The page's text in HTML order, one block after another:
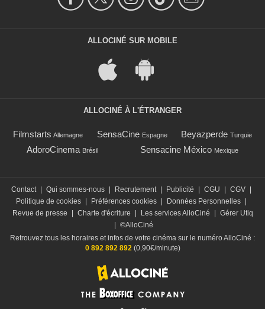
ALLOCINÉ SUR MOBILE
ALLOCINÉ À L'ÉTRANGER
Filmstarts Allemagne SensaCine Espagne Beyazperde Turquie
AdoroCinema Brésil Sensacine México Mexique
Contact Qui sommes-nous Recrutement Publicité CGU CGV
Politique de cookies
Préférences cookies Données Personnelles
Revue de presse
Charte d'écriture Les services AlloCiné
Gérer Utiq
©AlloCiné
Retrouvez tous les horaires et infos de votre cinéma sur le numéro AlloCiné :
0 892 892 892(0,90€/minute)